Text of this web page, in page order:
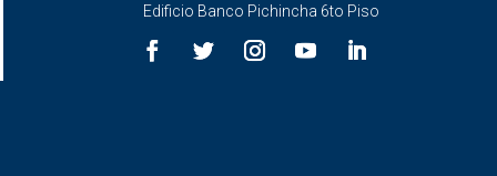
Edificio Banco Pichincha 6to Piso